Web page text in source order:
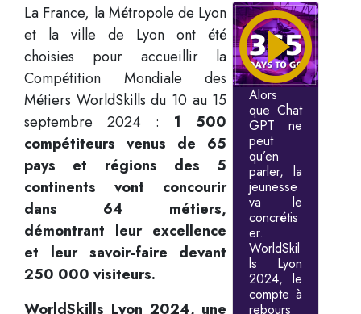
Play a
Alors
que Chat
GPT ne
peut
qu’en
parler, la
jeunesse
va le
concrétis
er.
WorldSkil
ls Lyon
2024, le
compte à
rebours
La France, la Métropole de Lyon
et la ville de Lyon ont été
choisies pour accueillir la
Compétition Mondiale des
Métiers WorldSkills du 10 au 15
septembre 2024 : 1 500
compétiteurs venus de 65
pays et régions des 5
continents vont concourir
dans 64 métiers,
démontrant leur excellence
et leur savoir-faire devant
250 000 visiteurs.
WorldSkills Lyon 2024, une